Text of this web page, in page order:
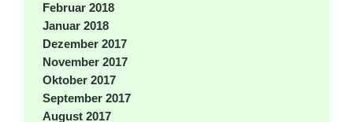
Februar 2018
Januar 2018
Dezember 2017
November 2017
Oktober 2017
September 2017
August 2017